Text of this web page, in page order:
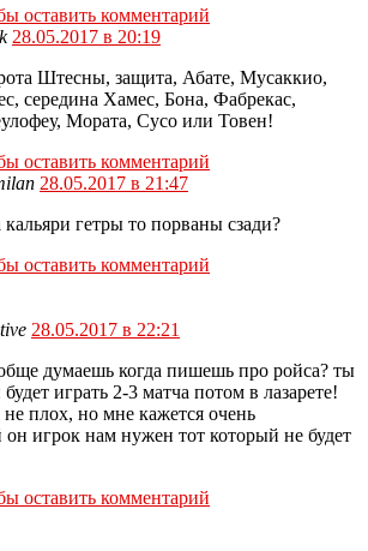
оставить комментарий
28.05.2017 в 20:19
Штесны, защита, Абате, Мусаккио,
середина Хамес, Бона, Фабрекас,
Мората, Сусо или Товен!
оставить комментарий
28.05.2017 в 21:47
гетры то порваны сзади?
оставить комментарий
28.05.2017 в 22:21
думаешь когда пишешь про ройса? ты
играть 2-3 матча потом в лазарете!
плох, но мне кажется очень
игрок нам нужен тот который не будет
оставить комментарий